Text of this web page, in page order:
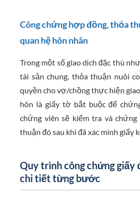
Công chứng hợp đồng, thỏa
quan hệ hôn nhân
Trong một số giao dịch đặc thù
tài sản chung, thỏa thuận nuôi
quyền cho vợ/chồng thực hiện
hôn là giấy tờ bắt buộc để
chứng viên sẽ kiểm tra và
thuận đó sau khi đã xác minh giấy
Quy trình công chứng giấy
chi tiết từng bước